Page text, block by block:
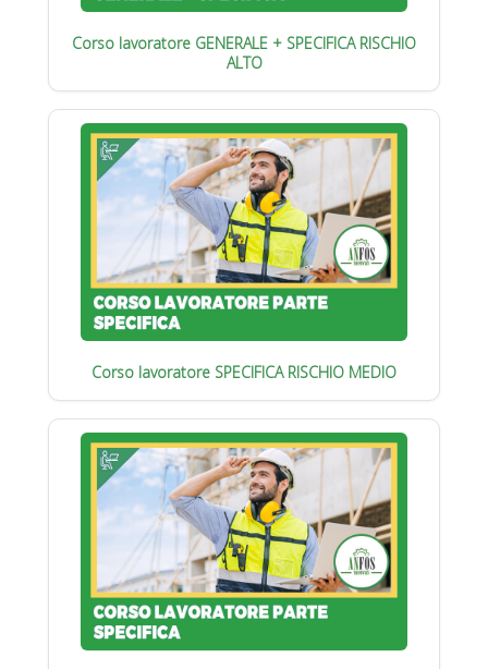
Corso lavoratore GENERALE + SPECIFICA RISCHIO
ALTO
Corso lavoratore SPECIFICA RISCHIO MEDIO